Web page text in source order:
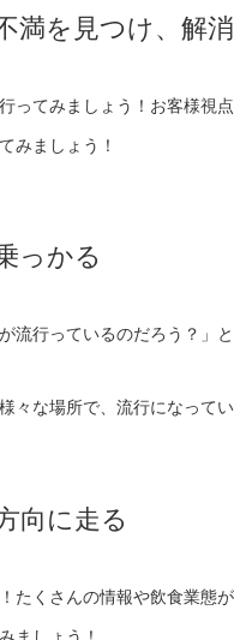
満を見つけ、解
ってみましょう！お客様視
みましょう！
っかる
流行っているのだろう？」
々な場所で、流行になって
向に走る
たくさんの情報や飲食業態
ましょう！